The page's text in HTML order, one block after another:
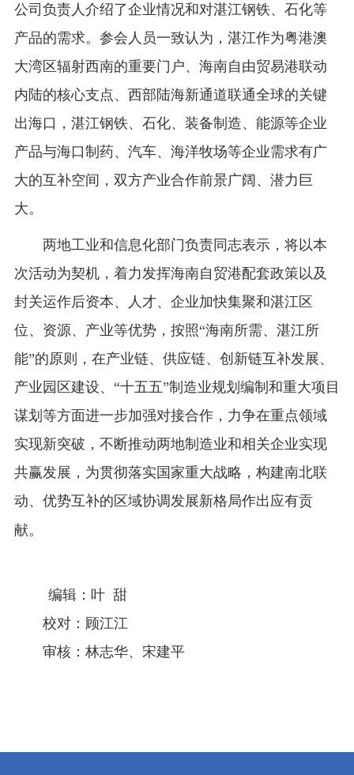
公司负责人介绍了企业情况和对湛江钢铁、石化等
产品的需求。参会人员一致认为，湛江作为粤港澳
大湾区辐射西南的重要门户、海南自由贸易港联动
内陆的核心支点、西部陆海新通道联通全球的关键
出海口，湛江钢铁、石化、装备制造、能源等企业
产品与海口制药、汽车、海洋牧场等企业需求有广
大的互补空间，双方产业合作前景广阔、潜力巨
大。
两地工业和信息化部门负责同志表示，将以本
次活动为契机，着力发挥海南自贸港配套政策以及
封关运作后资本、人才、企业加快集聚和湛江区
位、资源、产业等优势，按照“海南所需、湛江所
能”的原则，在产业链、供应链、创新链互补发展、
产业园区建设、“十五五”制造业规划编制和重大项目
谋划等方面进一步加强对接合作，力争在重点领域
实现新突破，不断推动两地制造业和相关企业实现
共赢发展，为贯彻落实国家重大战略，构建南北联
动、优势互补的区域协调发展新格局作出应有贡
献。
编辑：叶 甜
校对：顾江江
审核：林志华、宋建平